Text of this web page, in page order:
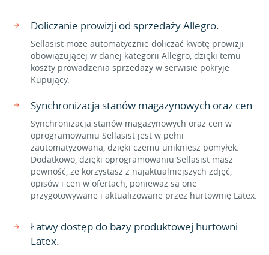
Doliczanie prowizji od sprzedaży Allegro.
Sellasist może automatycznie doliczać kwotę prowizji
obowiązującej w danej kategorii Allegro, dzięki temu
koszty prowadzenia sprzedaży w serwisie pokryje
Kupujący.
Synchronizacja stanów magazynowych oraz cen
Synchronizacja stanów magazynowych oraz cen w
oprogramowaniu Sellasist jest w pełni
zautomatyzowana, dzięki czemu unikniesz pomyłek.
Dodatkowo, dzięki oprogramowaniu Sellasist masz
pewność, że korzystasz z najaktualniejszych zdjęć,
opisów i cen w ofertach, ponieważ są one
przygotowywane i aktualizowane przez hurtownię Latex.
Łatwy dostęp do bazy produktowej hurtowni
Latex.